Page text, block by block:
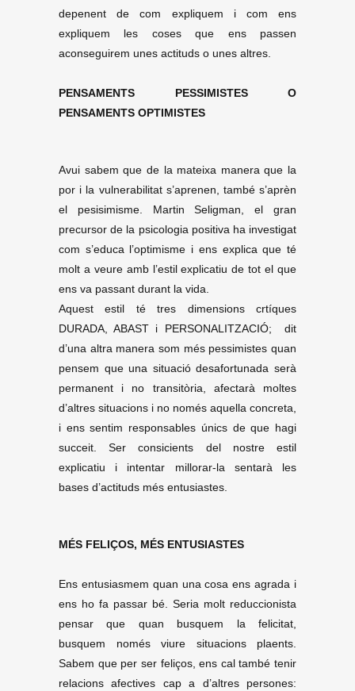
depenent de com expliquem i com ens
expliquem les coses que ens passen
aconseguirem unes actituds o unes altres.
PENSAMENTS PESSIMISTES O
PENSAMENTS OPTIMISTES
Avui sabem que de la mateixa manera que la
por i la vulnerabilitat s’aprenen, també s’aprèn
el pesisimisme. Martin Seligman, el gran
precursor de la psicologia positiva ha investigat
com s’educa l’optimisme i ens explica que té
molt a veure amb l’estil explicatiu de tot el que
ens va passant durant la vida.
Aquest estil té tres dimensions crtíques
DURADA, ABAST i PERSONALITZACIÓ; dit
d’una altra manera som més pessimistes quan
pensem que una situació desafortunada serà
permanent i no transitòria, afectarà moltes
d’altres situacions i no només aquella concreta,
i ens sentim responsables únics de que hagi
succeit. Ser consicients del nostre estil
explicatiu i intentar millorar-la sentarà les
bases d’actituds més entusiastes.
MÉS FELIÇOS, MÉS ENTUSIASTES
Ens entusiasmem quan una cosa ens agrada i
ens ho fa passar bé. Seria molt reduccionista
pensar que quan busquem la felicitat,
busquem només viure situacions plaents.
Sabem que per ser feliços, ens cal també tenir
relacions afectives cap a d’altres persones: